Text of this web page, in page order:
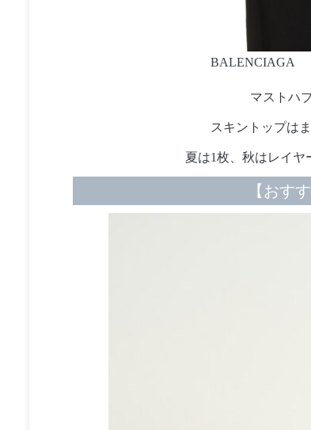
BALENCIAGA
マストハ
スキントップは
夏は1枚、秋はレイヤ
【おす